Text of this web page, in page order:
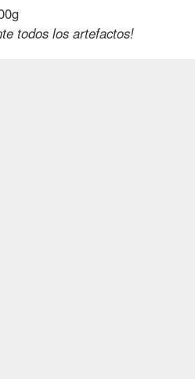
todos los artefactos!